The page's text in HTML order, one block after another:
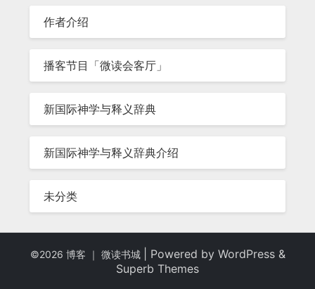
作者介绍
播客节目「微读会客厅」
新国际神学与释义辞典
新国际神学与释义辞典介绍
未分类
©2026 博客 ｜ 微读书城 | Powered by WordPress&
Superb Themes